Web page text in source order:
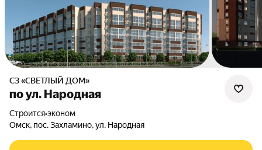
СЗ «СВЕТЛЫЙ ДОМ»
по ул. Народная
Строится•эконом
Омск, пос. Захламино, ул. Народная